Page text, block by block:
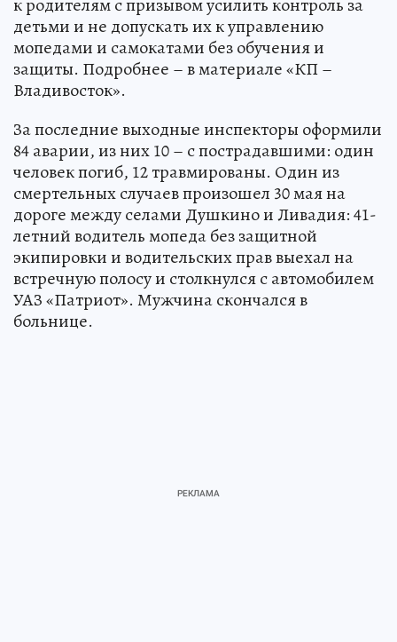
к родителям с призывом усилить контроль за
детьми и не допускать их к управлению
мопедами и самокатами без обучения и
защиты. Подробнее – в материале «КП –
Владивосток».
За последние выходные инспекторы оформили
84 аварии, из них 10 – с пострадавшими: один
человек погиб, 12 травмированы. Один из
смертельных случаев произошел 30 мая на
дороге между селами Душкино и Ливадия: 41-
летний водитель мопеда без защитной
экипировки и водительских прав выехал на
встречную полосу и столкнулся с автомобилем
УАЗ «Патриот». Мужчина скончался в
больнице.